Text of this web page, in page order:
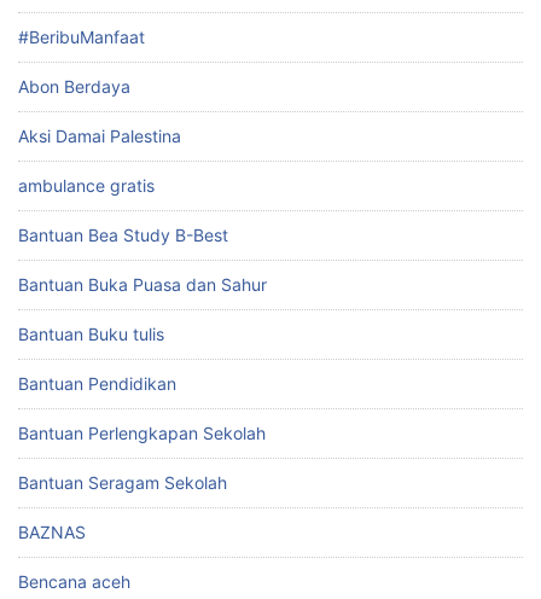
#BeribuManfaat
Abon Berdaya
Aksi Damai Palestina
ambulance gratis
Bantuan Bea Study B-Best
Bantuan Buka Puasa dan Sahur
Bantuan Buku tulis
Bantuan Pendidikan
Bantuan Perlengkapan Sekolah
Bantuan Seragam Sekolah
BAZNAS
Bencana aceh